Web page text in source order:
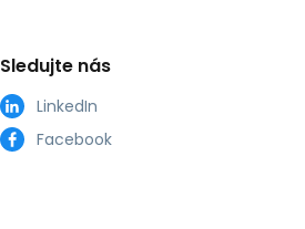
Sledujte nás
LinkedIn
Facebook